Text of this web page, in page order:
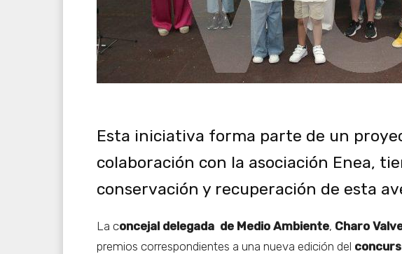
Esta iniciativa forma parte de un
colaboración con la asociación Enea,
conservación y recuperación de esta
La concejal delegada de Medio Ambiente, Charo
premios correspondientes a una nueva edición del